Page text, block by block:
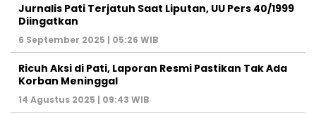
Jurnalis Pati Terjatuh Saat Liputan, UU Pers 40/1999
Diingatkan
6 September 2025 | 05:26 WIB
Ricuh Aksi di Pati, Laporan Resmi Pastikan Tak Ada
Korban Meninggal
14 Agustus 2025 | 09:43 WIB